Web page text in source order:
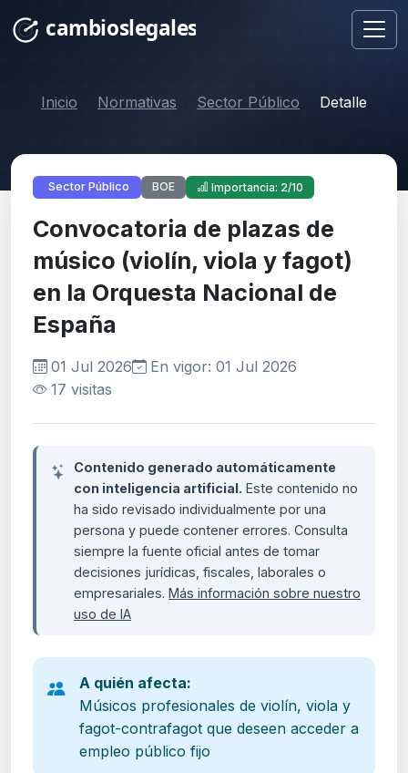
Inicio Normativas Sector Público Detalle
Sector Público BOE Importancia: 2/10
Convocatoria de plazas de
músico (violín, viola y fagot)
en la Orquesta Nacional de
España
01 Jul 2026
En vigor: 01 Jul 2026
17 visitas
Contenido generado automáticamente
con inteligencia artificial. Este contenido no
ha sido revisado individualmente por una
persona y puede contener errores. Consulta
siempre la fuente oficial antes de tomar
decisiones jurídicas, fiscales, laborales o
empresariales. Más información sobre nuestro
uso de IA
A quién afecta:
Músicos profesionales de violín, viola y
fagot-contrafagot que deseen acceder a
empleo público fijo